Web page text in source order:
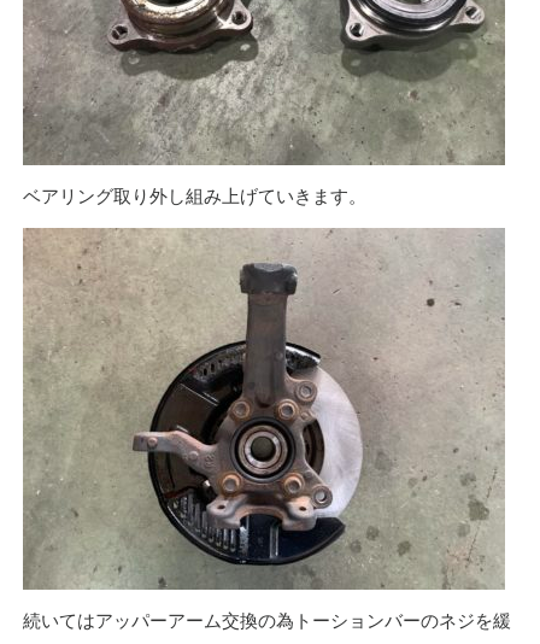
ベアリング取り外し組み上げていきます。
続いてはアッパーアーム交換の為トーションバーのネジを緩